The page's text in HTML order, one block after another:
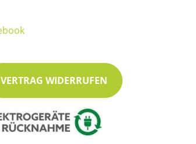
VERTRAG WIDERRUFEN